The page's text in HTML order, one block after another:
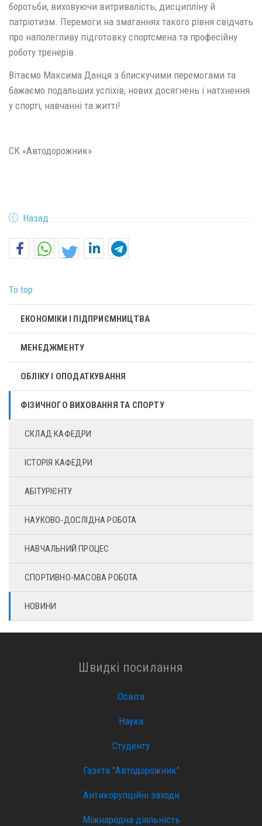
боротьби, виховуючи витривалість, дисципліну й
патріотизм. Перемоги на змаганнях такого рівня свідчать
про наполегливу підготовку спортсмена та професійну
роботу тренерів.
Вітаємо Максима Данця з блискучими перемогами та
бажаємо подальших успіхів, нових досягнень і натхнення
у спорті, навчанні та житті!
СК «Автодорожник»
Назад
To top
ЕКОНОМІКИ І ПІДПРИЄМНИЦТВА
МЕНЕДЖМЕНТУ
ОБЛІКУ І ОПОДАТКУВАННЯ
ФІЗИЧНОГО ВИХОВАННЯ ТА СПОРТУ
СКЛАД КАФЕДРИ
ІСТОРІЯ КАФЕДРИ
АБІТУРІЄНТУ
НАУКОВО-ДОСЛІДНА РОБОТА
НАВЧАЛЬНИЙ ПРОЦЕС
СПОРТИВНО-МАСОВА РОБОТА
НОВИНИ
Швидкі посилання
Освіта
Наука
Студенту
Газета "Автодорожник"
Антикорупційні заходи
Міжнародна діяльність